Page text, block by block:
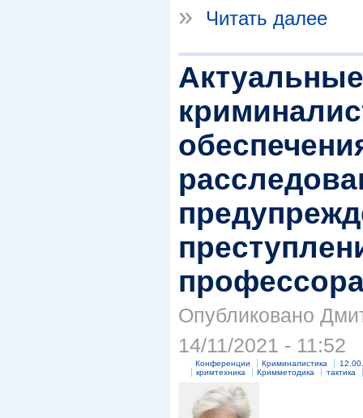
»
Читать далее
Опубликовано
14/11/2021 - 11:52
Конференции Криминалистика
кримтехника
Кримметодика тактика